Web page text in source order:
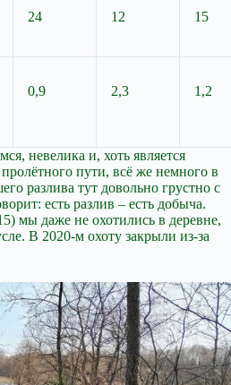
24 12 15
0,9 2,3 1,2
невелика и, хоть является
пути, всё же немного в
разлива тут довольно грустно с
есть разлив – есть добыча.
мы даже не охотились в деревне,
В 2020-м охоту закрыли из-за